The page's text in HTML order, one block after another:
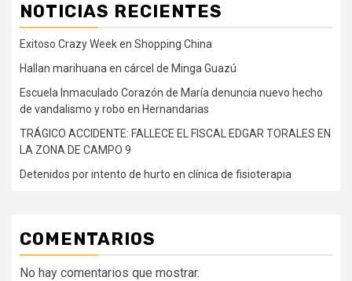
NOTICIAS RECIENTES
Exitoso Crazy Week en Shopping China
Hallan marihuana en cárcel de Minga Guazú
Escuela Inmaculado Corazón de María denuncia nuevo hecho
de vandalismo y robo en Hernandarias
TRÁGICO ACCIDENTE: FALLECE EL FISCAL EDGAR TORALES EN
LA ZONA DE CAMPO 9
Detenidos por intento de hurto en clínica de fisioterapia
COMENTARIOS
No hay comentarios que mostrar.